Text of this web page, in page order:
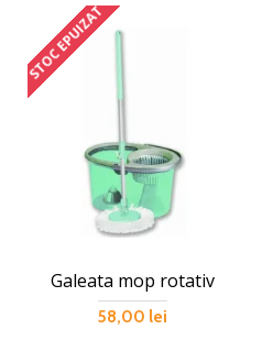
STOC EPUIZAT
Galeata mop rotativ
58,00 lei